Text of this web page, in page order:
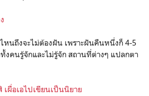
หนถึงจะไม่ต้องฝัน เพราะฝันคืนหนึ่งก็ 4-5
งคนรู้จักและไม่รู้จัก สถานที่ต่างๆ แปลกตา
เผื่อเอไปเขียนเป็นนิยาย